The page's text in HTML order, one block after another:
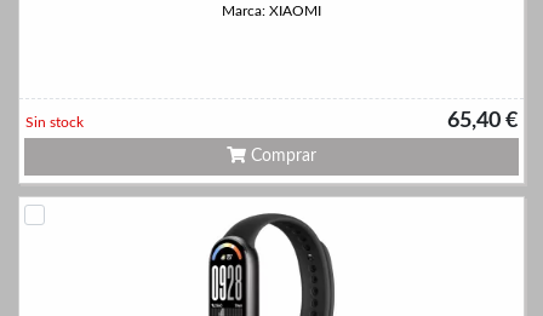
Marca: XIAOMI
65,40 €
Sin stock
Comprar